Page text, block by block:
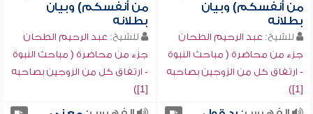
من أنفسكم) وبيان
بطلانه
للشيخ: عبد الرحيم الطحان
جزء من محاضرة ( مباحث النبوة
- ارتفاق كل من الزوجين بصاحبه
[1])
من أنفسكم) وبيان
بطلانه
للشيخ: عبد الرحيم الطحان
جزء من محاضرة ( مباحث النبوة
- ارتفاق كل من الزوجين بصاحبه
[1])